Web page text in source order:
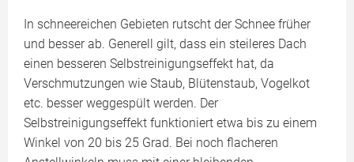
In schneereichen Gebieten rutscht der Schnee früher
und besser ab. Generell gilt, dass ein steileres Dach
einen besseren Selbstreinigungseffekt hat, da
Verschmutzungen wie Staub, Blütenstaub, Vogelkot
etc. besser weggespült werden. Der
Selbstreinigungseffekt funktioniert etwa bis zu einem
Winkel von 20 bis 25 Grad. Bei noch flacheren